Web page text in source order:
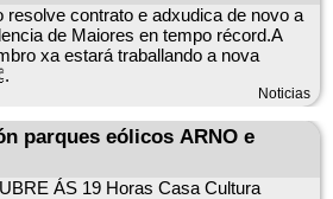
resolve contrato e adxudica de novo a
de Maiores en tempo récord.A
xa estará traballando a nova
Noticias
parques eólicos ARNO e
ÁS 19 Horas Casa Cultura